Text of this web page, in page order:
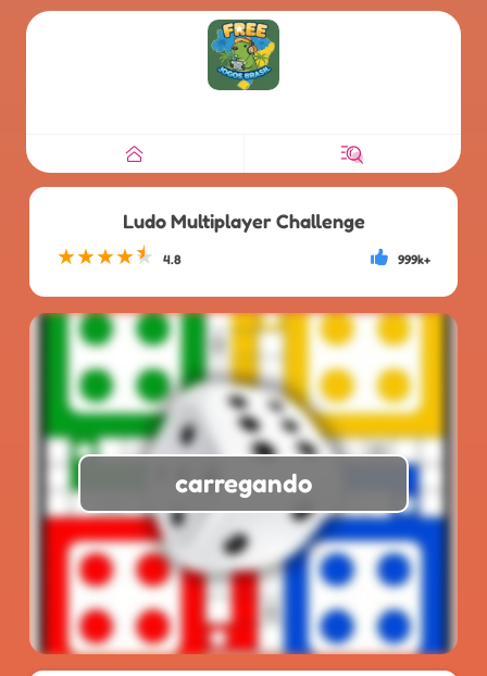
Ludo Multiplayer Challenge
★★★★★ 4.8 999k+
carregando
★★ ★★ 4.8 999k+